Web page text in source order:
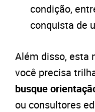
condição,
conquista de
Além disso, esta
você precisa
busque
ou consultores